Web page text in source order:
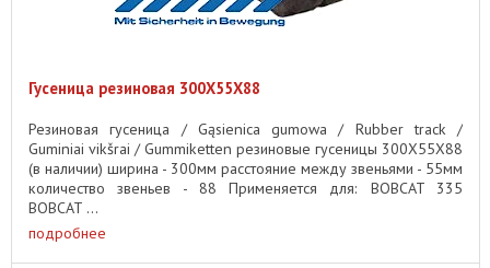
Гусеница резиновая 300X55X88
Резиновая гусеница / Gąsienica gumowa / Rubber track /
Guminiai vikšrai / Gummiketten резиновые гусеницы 300X55X88
(в наличии) ширина - 300мм расстояние между звеньями - 55мм
количество звеньев - 88 Применяется для: BOBCAT 335
BOBCAT ...
подробнее